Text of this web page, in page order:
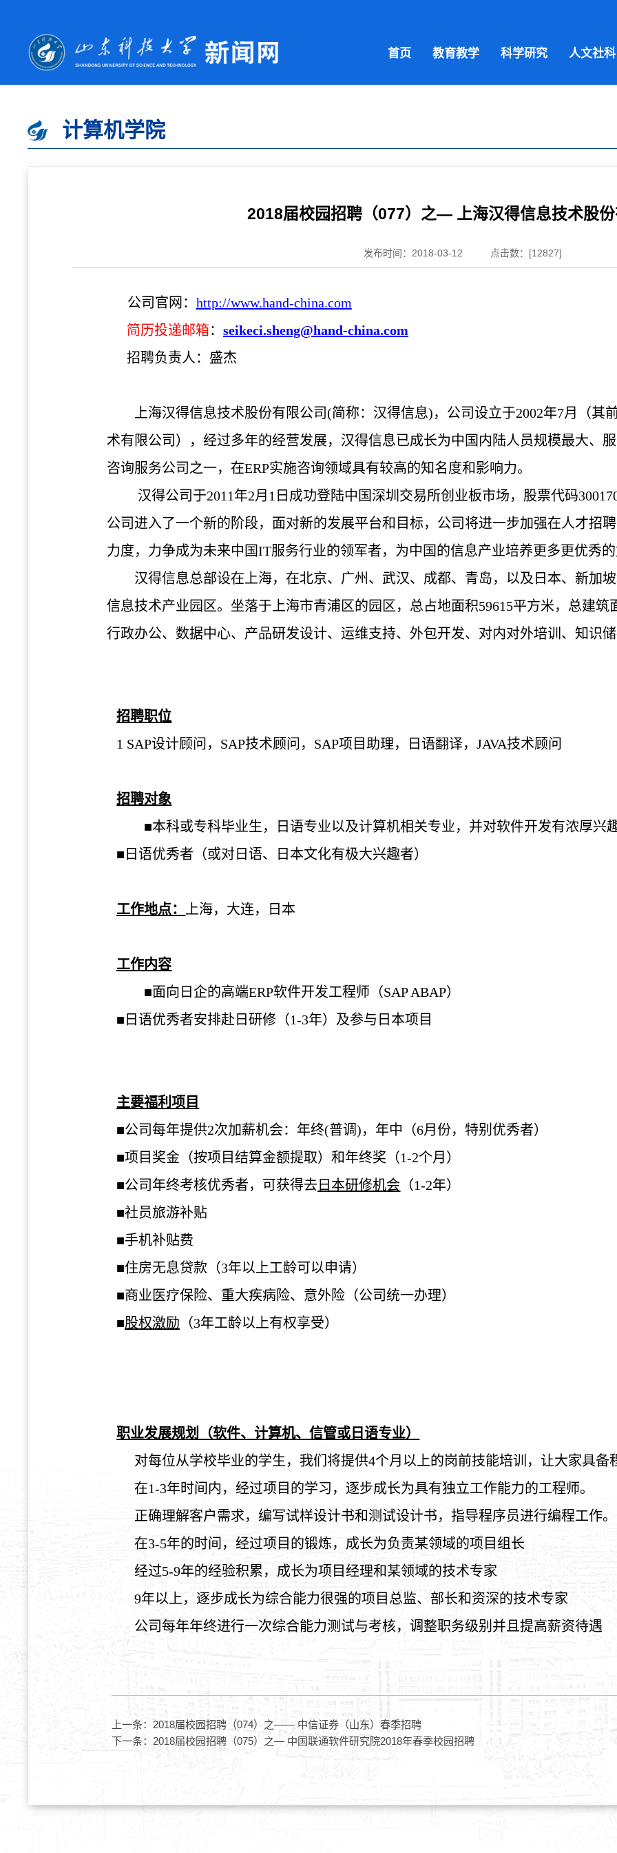
首页 教育教学 科学研究 人文社科
计算机学院
2018届校园招聘（077）之— 上海汉得信息技术股份
发布时间：2018-03-12 点击数：[12827]
公司 官网： http://www.hand-china.com
简历投递邮箱：seikeci.sheng@hand-china.com
招聘负责人：盛杰
上海汉得信息技术股份有限公司(简称： 汉得信息)，公司设立于2002年7月（其
术有限公司），经过多年的经营发展， 汉得信息已成长为中国内 陆人 员规模最大、服
咨询服务公司之一，在ERP实施咨询领域具有较高的知名度和影响力。
汉得公司于2011年2月 1 日成功登陆中国深圳交易所创业板市场，股票代码
公司 进入了一个新的阶段，面对新的发展平台和目标，公司将进一步加强在人才招聘
力度，力争成为未来中国IT服务行业的领军者， 为中国的信息产业培养更多更优秀的
汉得信息总部设在上海，在北京、广州、武汉、成都、青岛，以及日本、新加
信息技术产业园区。坐落于上海市青浦区的园区， 总占地面积59615平方米， 总建筑
行政办公、数据中心、 产品研发设计、运维支持、外包开发、 对内对外培训 、知识储
招聘职位
1 SAP设计顾问， SAP技术顾问， SAP项目助理，日语翻译，JAVA技术顾问
招聘对象
■本科或专科毕业生，日语专业以及计算机相关专业， 并对软件开发有浓厚兴
■日语优秀者（或对 日语、日本文化有极大兴趣者）
工作地点： 上海，大连，日本
工作内容
■面向日企的高端ERP软件开发工程师 （SAP ABAP）
■日语优秀者安排赴日研修（1-3年）及参与日本项 目
主要福利项 目
■公司每年提供2次加薪机会：年终(普调)，年中（6月份，特别优秀者）
■项 目 奖金（按项 目结算金额提取）和年终奖 （1-2个月）
■公司年终考核优秀者，可获得去 日本研修机会 （1-2年）
■社员旅游补贴
■手机补贴费
■住房无息贷款（3年以上工龄可以申请）
■商业 医疗保险、重大疾病险、意外险 （公司统一办理）
■股权激励 （3年工龄以上有权享受）
职业发展规划（软件、 计算机、信管或日语专业）
对每位从学校毕业的学生，我们 将提供4个月以上的岗前技能培训 ， 让大家具备
在1-3年时间 内，经过项 目的学习 ，逐步成长为具有独立工作能力的工程师。
正确理解客户需求，编写试样设计书和测试设计书，指导程序员进行编程工作。
在3-5年的时间 ，经过项 目的锻炼，成长为负责某领域的项 目 组长
经过5-9年的经验积累，成长为项 目经理和某领域的技术专家
9年以上，逐步成长为综合能力很强的项 目 总监、部长和资深的技术专家
公司每年年终进行一次综合能力测试与考核，调整职务级别 并且提高薪资待遇
上一条： 2018届校园招聘（074）之—— 中信证券（山东）春季招聘
下一条： 2018届校园招聘（075）之— 中国联通软件研究院2018年春季校园招聘